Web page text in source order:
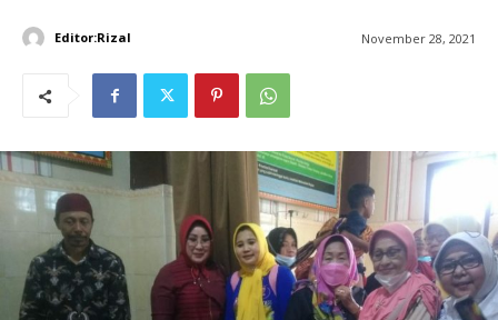
Editor:Rizal November 28, 2021